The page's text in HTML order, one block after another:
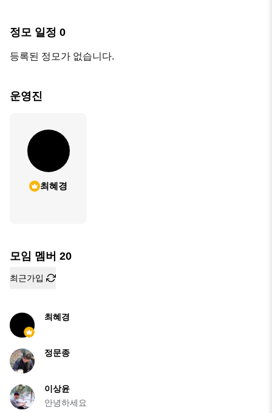
정모 일정 0
등록된 정모가 없습니다.
운영진
최혜경
모임 멤버 20
최근가입
최혜경
정문종
이상윤
안녕하세요